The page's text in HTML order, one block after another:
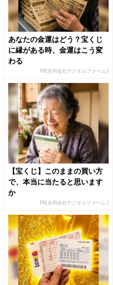
あなたの金運はどう？宝くじ
に縁がある時、金運はこう変
わる
PR(合同会社デジタルファーム )
【宝くじ】このままの買い方
で、本当に当たると思います
か
PR(合同会社デジタルファーム )